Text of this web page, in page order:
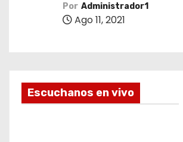
Por Administrador1
Ago 11, 2021
Escuchanos en vivo